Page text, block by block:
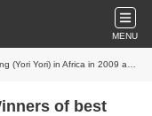
MENU
in 2009 are back with Muah Muah.
of best